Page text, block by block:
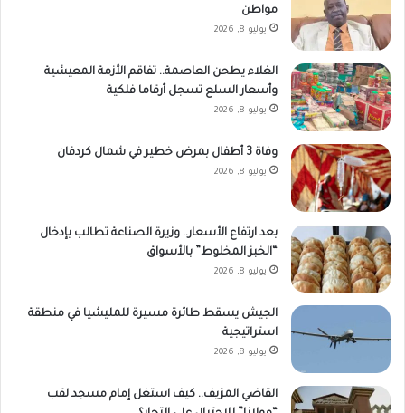
مواطن
يوليو 8, 2026
الغلاء يطحن العاصمة.. تفاقم الأزمة المعيشية
وأسعار السلع تسجل أرقاما فلكية
يوليو 8, 2026
وفاة 3 أطفال بمرض خطير في شمال كردفان
يوليو 8, 2026
بعد ارتفاع الأسعار.. وزيرة الصناعة تطالب بإدخال
“الخبز المخلوط” بالأسواق
يوليو 8, 2026
الجيش يسقط طائرة مسيرة للمليشيا في منطقة
استراتيجية
يوليو 8, 2026
القاضي المزيف.. كيف استغل إمام مسجد لقب